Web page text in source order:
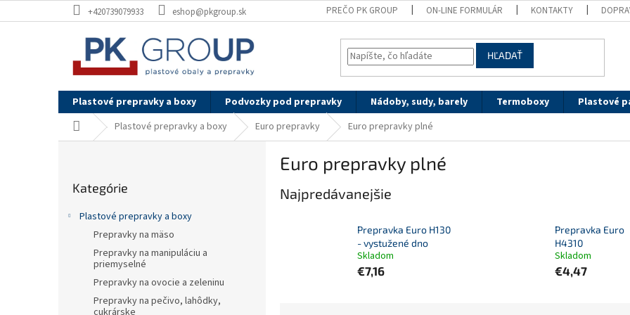
na
+420739079933 eshop@pkgroup.sk PREČO PK GROUP ON-LINE FORMULÁR KONTAKTY
HĽADAŤ
Plastové prepravky a boxy Podvozky pod prepravky Nádoby, sudy, barely Termoboxy Plastové
DomovPlastové prepravky a boxy Euro prepravky Euro prepravky plné
kategórie
Kategórie
Plastové prepravky a boxy
Prepravky na mäso
Prepravky na manipuláciu a
priemyselné
Prepravky na ovocie a zeleninu
Prepravky na pečivo, lahôdky,
cukrárske
Euro prepravky plné
Najpredávanejšie
Prepravka Euro H130
- vystužené dno
Skladom
€7,16
Prepravka Euro
H4310
Skladom
€4,47